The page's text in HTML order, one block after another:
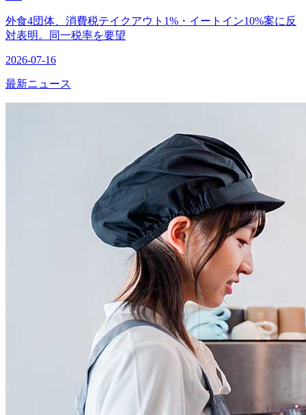
外食4団体、消費税テイクアウト1%・イートイン10%案に反
対表明。同一税率を要望
2026-07-16
最新ニュース